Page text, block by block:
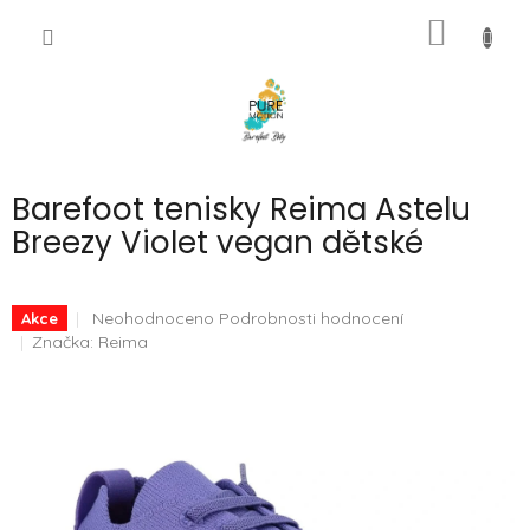
Barefoot tenisky Reima Astelu
Breezy Violet vegan dětské
Akce
Průměrné
hodnocení
hvězdiček.
Neohodnoceno Podrobnosti hodnocení
Značka: Reima